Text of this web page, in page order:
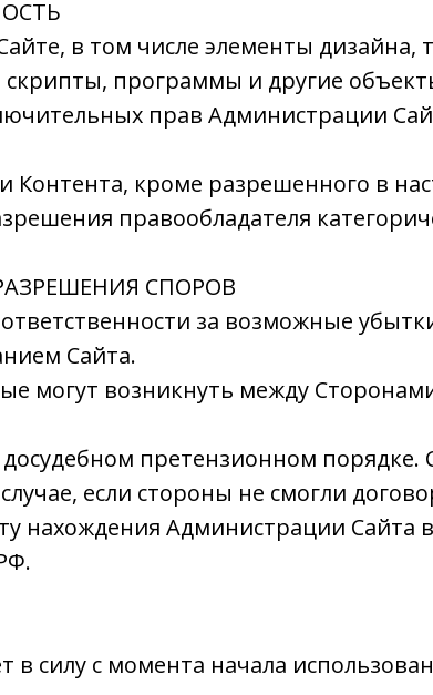
в том числе элементы дизайна,
программы и другие
прав Администрации
Контента, кроме разрешенного в
правообладателя
СПОРОВ
за возможные
Сайта.
могут возникнуть между
претензионном порядке.
если стороны не смогли
нахождения Администрации Сайта
в силу с момента начала